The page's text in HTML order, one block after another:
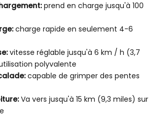
prend en charge jusqu'à 100
charge rapide en seulement 4-6
vitesse réglable jusqu'à 6 km / h (3,7
polyvalente
capable de grimper des pentes
Va vers jusqu'à 15 km (9,3 miles) sur